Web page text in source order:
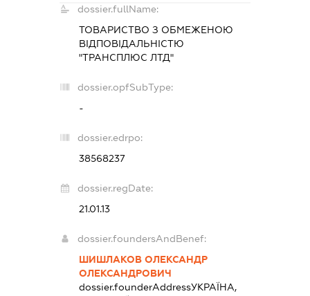
dossier.fullName:
ТОВАРИСТВО З ОБМЕЖЕНОЮ
ВІДПОВІДАЛЬНІСТЮ
"ТРАНСПЛЮС ЛТД"
dossier.opfSubType:
-
dossier.edrpo:
38568237
dossier.regDate:
21.01.13
dossier.foundersAndBenef:
ШИШЛАКОВ ОЛЕКСАНДР
ОЛЕКСАНДРОВИЧ
dossier.founderAddressУКРАЇНА,